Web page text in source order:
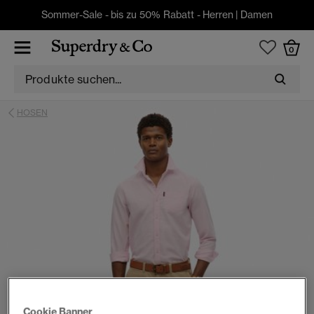
Sommer-Sale - bis zu 50% Rabatt - Herren | Damen
0
HOSEN